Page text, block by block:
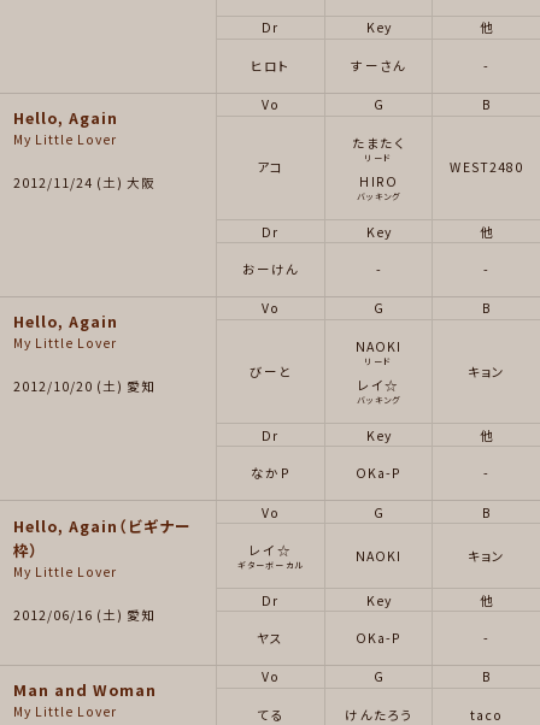
Dr
ヒロト
Key
すーさん
他
-
Hello, Again
My Little Lover
2012/11/24 (土) 大阪
Vo
アコ
G
たまたく
リード
HIRO
バッキング
B
WEST2480
Dr
おーけん
Key
-
他
-
Hello, Again
My Little Lover
2012/10/20 (土) 愛知
Vo
びーと
G
NAOKI
リード
レイ☆
バッキング
B
キョン
Dr
なかP
Key
OKa-P
他
-
Hello, Again（ビギナー
枠）
My Little Lover
2012/06/16 (土) 愛知
Vo
レイ☆
ギターボーカル
G
NAOKI
B
キョン
Dr
ヤス
Key
OKa-P
他
-
Man and Woman
My Little Lover
Vo
てる
G
けんたろう
B
taco